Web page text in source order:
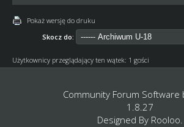
Pokaż wersję do druku
Skocz do:
Użytkownicy przeglądający ten wątek: 1 gości
Community Forum Software
1.8.27
Designed By Rooloo.